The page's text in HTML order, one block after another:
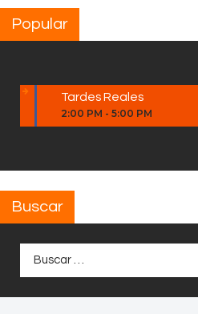
Popular
Tardes Reales
2:00 PM - 5:00 PM
Buscar